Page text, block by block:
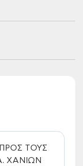
ΤΟΥΣ
ΧΑΝΙΩΝ